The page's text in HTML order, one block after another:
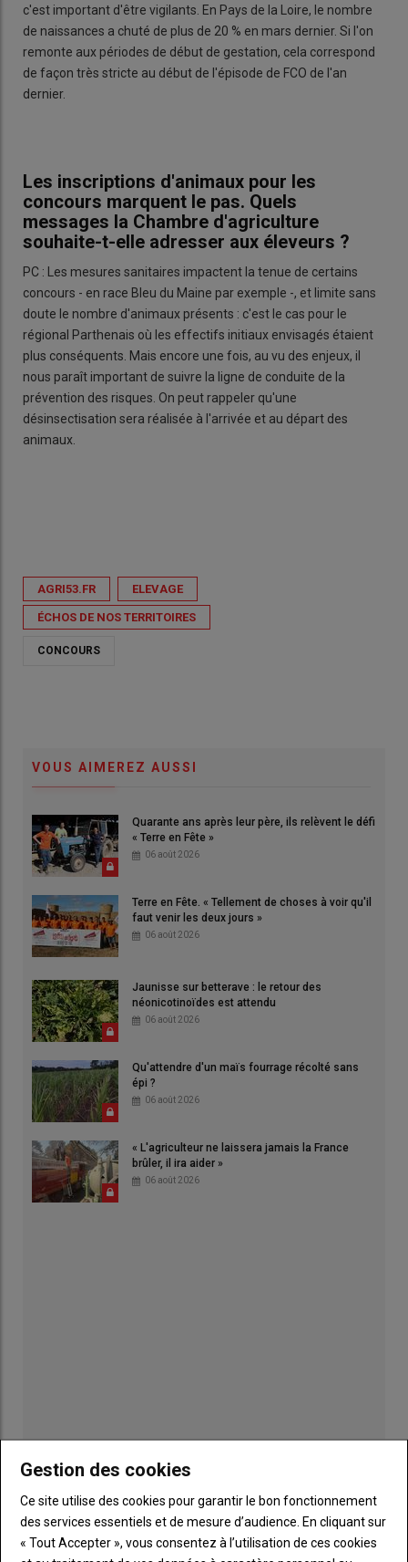
c'est important d'être vigilants. En Pays de la Loire, le nombre
de naissances a chuté de plus de 20 % en mars dernier. Si l'on
remonte aux périodes de début de gestation, cela correspond
de façon très stricte au début de l'épisode de FCO de l'an
dernier.
Les inscriptions d'animaux pour les
concours marquent le pas. Quels
messages la Chambre d'agriculture
souhaite-t-elle adresser aux éleveurs ?
PC : Les mesures sanitaires impactent la tenue de certains
concours - en race Bleu du Maine par exemple -, et limite sans
doute le nombre d'animaux présents : c'est le cas pour le
régional Parthenais où les effectifs initiaux envisagés étaient
plus conséquents. Mais encore une fois, au vu des enjeux, il
nous paraît important de suivre la ligne de conduite de la
prévention des risques. On peut rappeler qu'une
désinsectisation sera réalisée à l'arrivée et au départ des
animaux.
AGRI53.FR ELEVAGE
ÉCHOS DE NOS TERRITOIRES
CONCOURS
VOUS AIMEREZ AUSSI
Quarante ans après leur père, ils relèvent le défi
« Terre en Fête »
06 août 2026
Terre en Fête. « Tellement de choses à voir qu'il
faut venir les deux jours »
06 août 2026
Jaunisse sur betterave : le retour des
néonicotinoïdes est attendu
06 août 2026
Qu'attendre d'un maïs fourrage récolté sans
épi ?
06 août 2026
« L'agriculteur ne laissera jamais la France
brûler, il ira aider »
06 août 2026
Sous-
Vous êtes abonné(e)
Gestion des cookies
Ce site utilise des cookies pour garantir le bon fonctionnement
des services essentiels et de mesure d’audience. En cliquant sur
« Tout Accepter », vous consentez à l’utilisation de ces cookies